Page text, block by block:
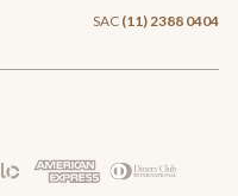
SAC (11) 2388 0404